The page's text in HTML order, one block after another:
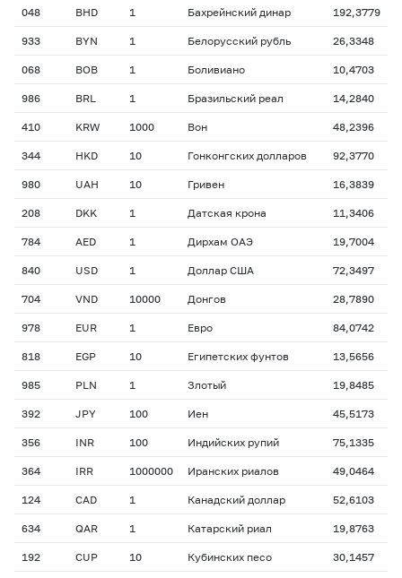
048 BHD 1 Бахрейнский динар 192,3779
933 BYN 1 Белорусский рубль 26,3348
068 BOB 1 Боливиано 10,4703
986 BRL 1 Бразильский реал 14,2840
410 KRW 1000 Вон 48,2396
344 HKD 10 Гонконгских долларов 92,3770
980 UAH 10 Гривен 16,3839
208 DKK 1 Датская крона 11,3406
784 AED 1 Дирхам ОАЭ 19,7004
840 USD 1 Доллар США 72,3497
704 VND 10000 Донгов 28,7890
978 EUR 1 Евро 84,0742
818 EGP 10 Египетских фунтов 13,5656
985 PLN 1 Злотый 19,8485
392 JPY 100 Иен 45,5173
356 INR 100 Индийских рупий 75,1335
364 IRR 1000000 Иранских риалов 49,0464
124 CAD 1 Канадский доллар 52,6103
634 QAR 1 Катарский риал 19,8763
192 CUP 10 Кубинских песо 30,1457